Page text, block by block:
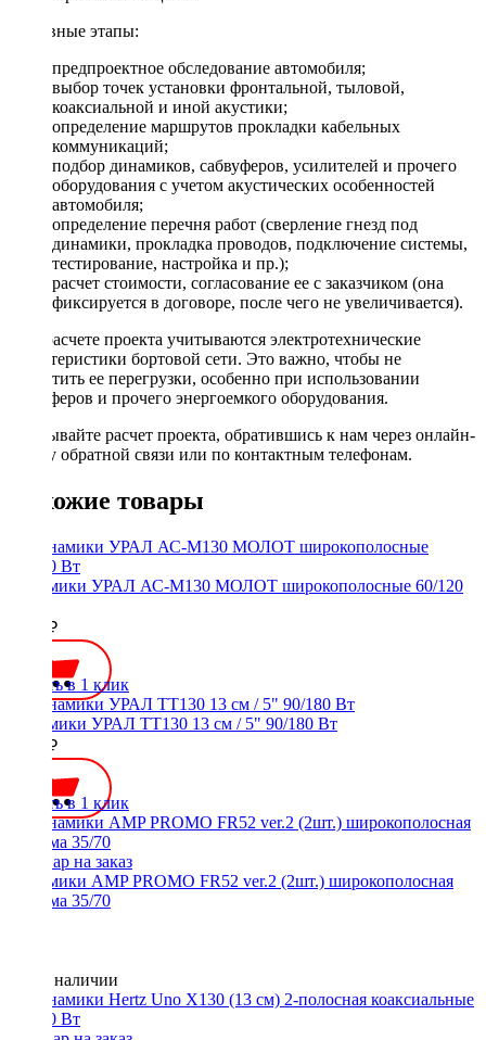
Основные этапы:
предпроектное обследование автомобиля;
выбор точек установки фронтальной, тыловой,
коаксиальной и иной акустики;
определение маршрутов прокладки кабельных
коммуникаций;
подбор динамиков, сабвуферов, усилителей и прочего
оборудования с учетом акустических особенностей
автомобиля;
определение перечня работ (сверление гнезд под
динамики, прокладка проводов, подключение системы,
тестирование, настройка и пр.);
расчет стоимости, согласование ее с заказчиком (она
фиксируется в договоре, после чего не увеличивается).
При расчете проекта учитываются электротехнические
характеристики бортовой сети. Это важно, чтобы не
допустить ее перегрузки, особенно при использовании
сабвуферов и прочего энергоемкого оборудования.
Заказывайте расчет проекта, обратившись к нам через онлайн-
форму обратной связи или по контактным телефонам.
Похожие товары
Динамики УРАЛ АС-М130 МОЛОТ широкополосные 60/120
2700 ₽
Купить в 1 клик
Динамики УРАЛ ТТ130 13 см / 5" 90/180 Вт
2400 ₽
Купить в 1 клик
Динамики AMP PROMO FR52 ver.2 (2шт.) широкополосная
система 35/70
Нет в наличии